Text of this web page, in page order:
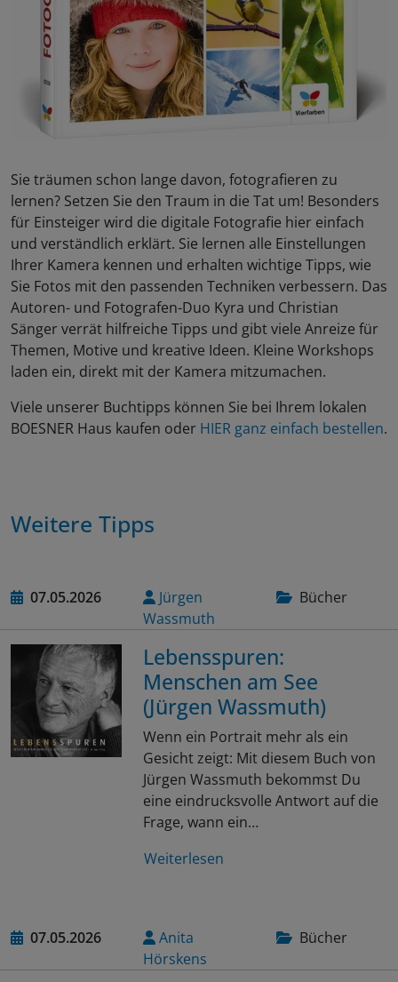
Sie träumen schon lange davon, fotografieren zu
lernen? Setzen Sie den Traum in die Tat um! Besonders
für Einsteiger wird die digitale Fotografie hier einfach
und verständlich erklärt. Sie lernen alle Einstellungen
Ihrer Kamera kennen und erhalten wichtige Tipps, wie
Sie Fotos mit den passenden Techniken verbessern. Das
Autoren- und Fotografen-Duo Kyra und Christian
Sänger verrät hilfreiche Tipps und gibt viele Anreize für
Themen, Motive und kreative Ideen. Kleine Workshops
laden ein, direkt mit der Kamera mitzumachen.
Viele unserer Buchtipps können Sie bei Ihrem lokalen
BOESNER Haus kaufen oder HIER ganz einfach bestellen.
Weitere Tipps
07.05.2026
Jürgen
Wassmuth
Bücher
Lebensspuren:
Menschen am See
(Jürgen Wassmuth)
Wenn ein Portrait mehr als ein
Gesicht zeigt: Mit diesem Buch von
Jürgen Wassmuth bekommst Du
eine eindrucksvolle Antwort auf die
Frage, wann ein…
Weiterlesen
07.05.2026
Anita
Hörskens
Bücher